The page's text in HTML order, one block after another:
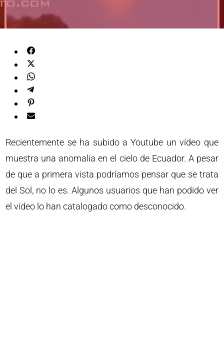
Recientemente se ha subido a Youtube un vídeo que
muestra una anomalía en el cielo de Ecuador. A pesar
de que a primera vista podríamos pensar que se trata
del Sol, no lo es. Algunos usuarios que han podido ver
el vídeo lo han catalogado como desconocido.